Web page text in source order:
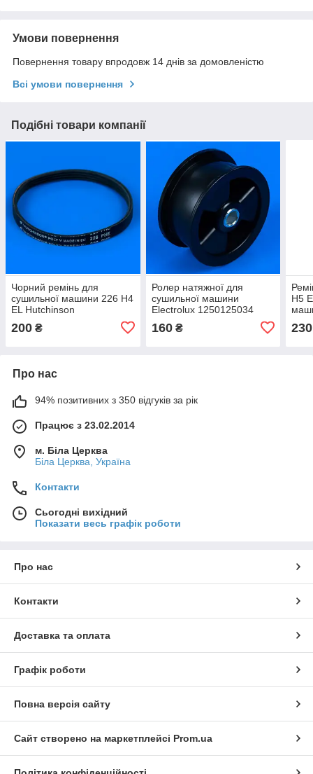
Умови повернення
Повернення товару впродовж 14 днів за домовленістю
Всі умови повернення
Подібні товари компанії
Чорний ремінь для
сушильної машини 226 H4
EL Hutchinson
200 ₴
Ролер натяжної для
сушильної машини
Electrolux 1250125034
160₴
H5
230
Про нас
94% позитивних з 350 відгуків за рік
Працює з 23.02.2014
м. Біла Церква
Біла Церква, Україна
Контакти
Сьогодні вихідний
Показати весь графік роботи
Про нас
Контакти
Доставка та оплата
Графік роботи
Повна версія сайту
Сайт створено на маркетплейсі Prom.ua